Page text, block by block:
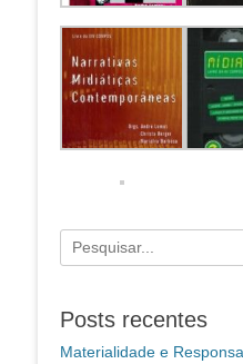
Pesquisar
por:
Posts recentes
Materialidade e